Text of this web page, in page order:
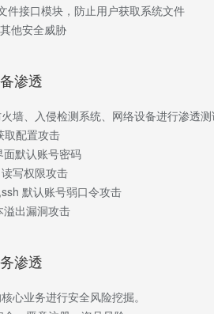
件接口模块，防止用户获取系统文件
他安全威胁
渗透
墙、入侵检测系统、网络设备进行渗透
取配置攻击
面默认账号密码
写权限攻击
默认账号弱口令攻击
溢出漏洞攻击
渗透
心业务进行安全风险挖掘。